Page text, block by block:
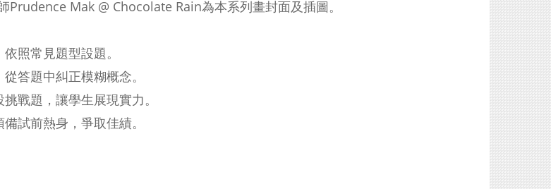
Prudence Mak @ Chocolate Rain為本系列畫封面及插圖。
照常見題型設題。
答題中糾正模糊概念。
戰題，讓學生展現實力。
試前熱身，爭取佳績。